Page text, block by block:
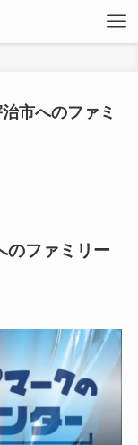
市へのファミ
のファミリー